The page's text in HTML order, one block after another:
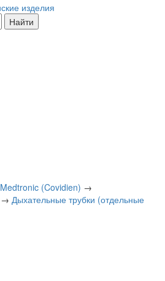
Medtronic (Covidien) →
→ Дыхательные трубки (отдельные